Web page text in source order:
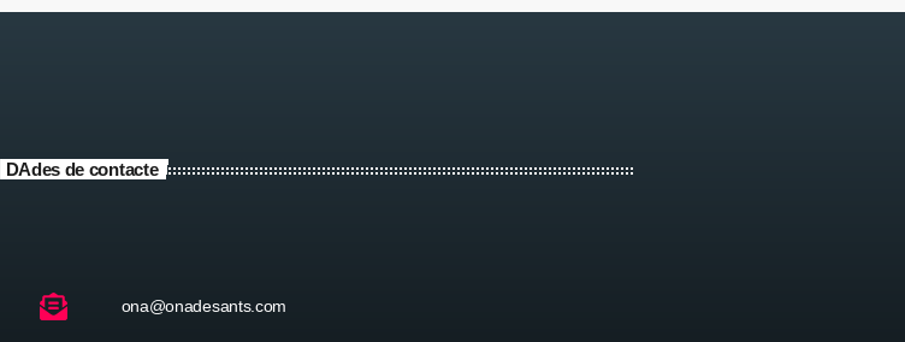
DAdes de contacte
ona@onadesants.com